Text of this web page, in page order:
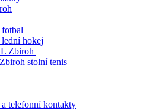
hokej
Zbiroh
stolní tenis
telefonní kontakty